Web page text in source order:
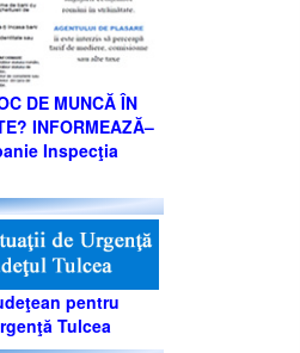
DE MUNCĂ ÎN
INFORMEAZĂ–
Inspecţia
pentru
Tulcea